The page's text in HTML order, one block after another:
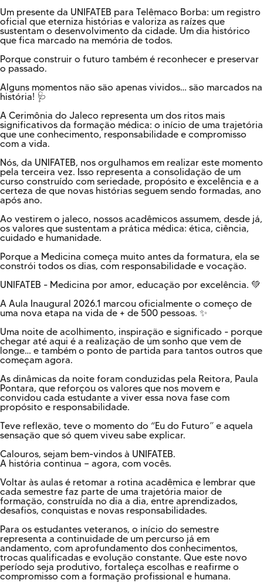
Um presente da UNIFATEB para Telêmaco Borba: um registro
oficial que eterniza histórias e valoriza as raízes que
sustentam o desenvolvimento da cidade. Um dia histórico
que fica marcado na memória de todos.
Porque construir o futuro também é reconhecer e preservar
o passado.
Alguns momentos não são apenas vividos… são marcados na
história! 🩺
A Cerimônia do Jaleco representa um dos ritos mais
significativos da formação médica: o início de uma trajetória
que une conhecimento, responsabilidade e compromisso
com a vida.
Nós, da UNIFATEB, nos orgulhamos em realizar este momento
pela terceira vez. Isso representa a consolidação de um
curso construído com seriedade, propósito e excelência e a
certeza de que novas histórias seguem sendo formadas, ano
após ano.
Ao vestirem o jaleco, nossos acadêmicos assumem, desde já,
os valores que sustentam a prática médica: ética, ciência,
cuidado e humanidade.
Porque a Medicina começa muito antes da formatura, ela se
constrói todos os dias, com responsabilidade e vocação.
UNIFATEB - Medicina por amor, educação por excelência. 💚
A Aula Inaugural 2026.1 marcou oficialmente o começo de
uma nova etapa na vida de + de 500 pessoas. ✨
Uma noite de acolhimento, inspiração e significado - porque
chegar até aqui é a realização de um sonho que vem de
longe… e também o ponto de partida para tantos outros que
começam agora.
As dinâmicas da noite foram conduzidas pela Reitora, Paula
Pontara, que reforçou os valores que nos movem e
convidou cada estudante a viver essa nova fase com
propósito e responsabilidade.
Teve reflexão, teve o momento do “Eu do Futuro” e aquela
sensação que só quem viveu sabe explicar.
Calouros, sejam bem-vindos à UNIFATEB.
A história continua — agora, com vocês.
Voltar às aulas é retomar a rotina acadêmica e lembrar que
cada semestre faz parte de uma trajetória maior de
formação, construída no dia a dia, entre aprendizados,
desafios, conquistas e novas responsabilidades.
Para os estudantes veteranos, o início do semestre
representa a continuidade de um percurso já em
andamento, com aprofundamento dos conhecimentos,
trocas qualificadas e evolução constante. Que este novo
período seja produtivo, fortaleça escolhas e reafirme o
compromisso com a formação profissional e humana.